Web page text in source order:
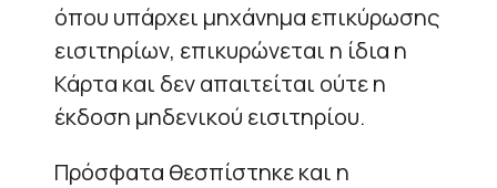
όπου υπάρχει μηχάνημα επικύρωσης
εισιτηρίων, επικυρώνεται η ίδια η
Κάρτα και δεν απαιτείται ούτε η
έκδοση μηδενικού εισιτηρίου.
Πρόσφατα θεσπίστηκε και η